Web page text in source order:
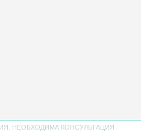
НЕОБХОДИМА КОНСУЛЬТАЦИЯ